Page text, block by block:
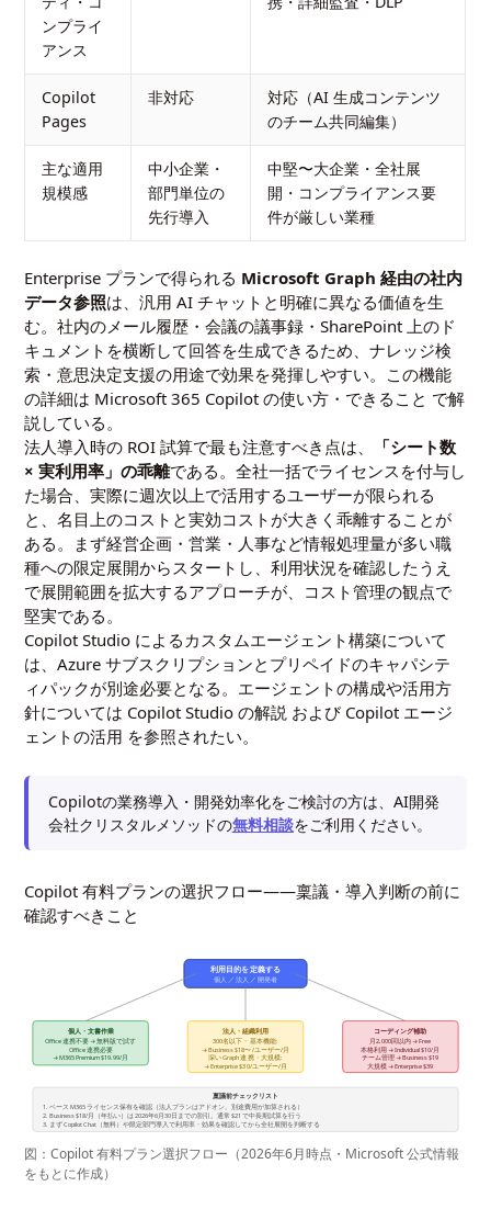
ンプライ
アンス
Copilot
Pages
非対応
対応（AI 生成コンテンツ
のチーム共同編集）
主な適用
規模感
中小企業・
部門単位の
先行導入
中堅〜大企業・全社展
開・コンプライアンス要
件が厳しい業種
Enterprise プランで得られる Microsoft Graph 経由の社内
データ参照は、汎用 AI チャットと明確に異なる価値を生
む。社内のメール履歴・会議の議事録・SharePoint 上のド
キュメントを横断して回答を生成できるため、ナレッジ検
索・意思決定支援の用途で効果を発揮しやすい。この機能
の詳細は Microsoft 365 Copilot の使い方・できること で解
説している。
法人導入時の ROI 試算で最も注意すべき点は、
「シート数
× 実利用率」の乖離である。全社一括でライセンスを付与し
た場合、実際に週次以上で活用するユーザーが限られる
と、名目上のコストと実効コストが大きく乖離することが
ある。まず経営企画・営業・人事など情報処理量が多い職
種への限定展開からスタートし、利用状況を確認したうえ
で展開範囲を拡大するアプローチが、コスト管理の観点で
堅実である。
Copilot Studio によるカスタムエージェント構築について
は、Azure サブスクリプションとプリペイドのキャパシテ
ィパックが別途必要となる。エージェントの構成や活用方
針については Copilot Studio の解説 および Copilot エージ
ェントの活用 を参照されたい。
Copilotの業務導入・開発効率化をご検討の方は、AI開発
会社クリスタルメソッドの無料相談をご利用ください。
Copilot 有料プランの選択フロー——稟議・導入判断の前に
確認すべきこと
利用目的を定義する
個人 ／ 法人 ／ 開発者
個人・文書作業
Office 連携不要 → 無料版で試す
Office 連携必要
→ M365 Premium $19.99/月
法人・組織利用
300名以下・基本機能:
→ Business $18〜/ユーザー/月
深い Graph 連携・大規模:
→ Enterprise $30/ユーザー/月
コーディング補助
月2,000回以内 → Free
本格利用 → Individual $10/月
チーム管理 → Business $19
大規模 → Enterprise $39
稟議前チェックリスト
1. ベース M365 ライセンス保有を確認（法人プランはアドオン。別途費用が加算される）
2. Business $18/月（年払い）は 2026年6月30日までの割引。通常 $21 で中長期試算を行う
3. まず Copilot Chat（無料）や限定部門導入で利用率・効果を確認してから全社展開を判断する
図：Copilot 有料プラン選択フロー（2026年6月時点・Microsoft 公式情報
をもとに作成）